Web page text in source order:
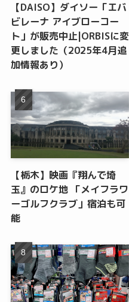
【DAISO】ダイソー「エバ
ビレーナ アイブローコー
ト」が販売中止|ORBISに変
更しました（2025年4月追
加情報あり）
【栃木】映画『翔んで埼
玉』のロケ地 「メイフラワ
ーゴルフクラブ」宿泊も可
能